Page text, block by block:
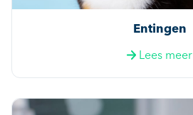
Entingen
Lees meer